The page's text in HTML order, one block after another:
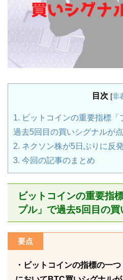
目次 [非
1. ビットコインの重要指標
過去5回目の買いシグナルが点
2. ネクソン株が5日ぶりに反
3. 今回の記事のまとめ
ビットコインの重要指
プル」で過去5回目の買
要点
・ビットコインの指標の一